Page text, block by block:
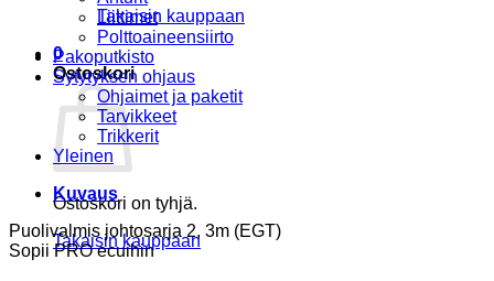
Takaisin kauppaan
0
Ostoskori
Ostoskori on tyhjä.
Takaisin kauppaan
Liittimet
Polttoaineensiirto
Pakoputkisto
Sytytyksen ohjaus
Ohjaimet ja paketit
Tarvikkeet
Trikkerit
Yleinen
Kuvaus
Puolivalmis johtosarja 2, 3m (EGT)
Sopii PRO ecuihin